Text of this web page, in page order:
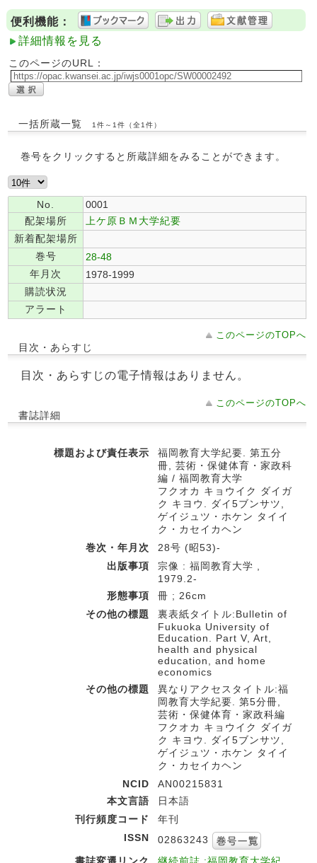
便利機能：
詳細情報を見る
このページのURL：
一括所蔵一覧 1件～1件（全1件）
巻号をクリックすると所蔵詳細をみることができます。
No.
0001
配架場所
上ケ原ＢＭ大学紀要
新着配架場所
巻号
28-48
年月次
1978-1999
購読状況
アラート
このページのTOPへ
目次・あらすじ
目次・あらすじの電子情報はありません。
このページのTOPへ
書誌詳細
標題および責任表示
福岡教育大学紀要. 第五分
冊, 芸術・保健体育・家政科
編 / 福岡教育大学
フクオカ キョウイク ダイガ
ク キヨウ. ダイ5ブンサツ,
ゲイジュツ・ホケン タイイ
ク・カセイカヘン
巻次・年月次
28号 (昭53)-
出版事項
宗像 : 福岡教育大学 ,
1979.2-
形態事項
冊 ; 26cm
その他の標題
裏表紙タイトル:Bulletin of
Fukuoka University of
Education. Part V, Art,
health and physical
education, and home
economics
その他の標題
異なりアクセスタイトル:福
岡教育大学紀要. 第5分冊,
芸術・保健体育・家政科編
フクオカ キョウイク ダイガ
ク キヨウ. ダイ5ブンサツ,
ゲイジュツ・ホケン タイイ
ク・カセイカヘン
NCID
AN00215831
本文言語
日本語
刊行頻度コード
年刊
ISSN
02863243